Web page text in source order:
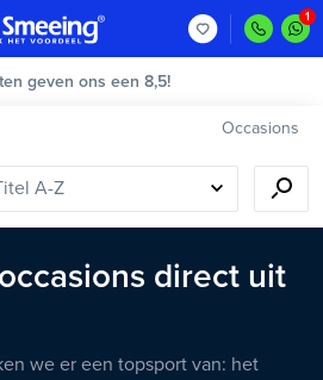
geven ons een 8,5!
Occasions
direct uit
we er een topsport van: het